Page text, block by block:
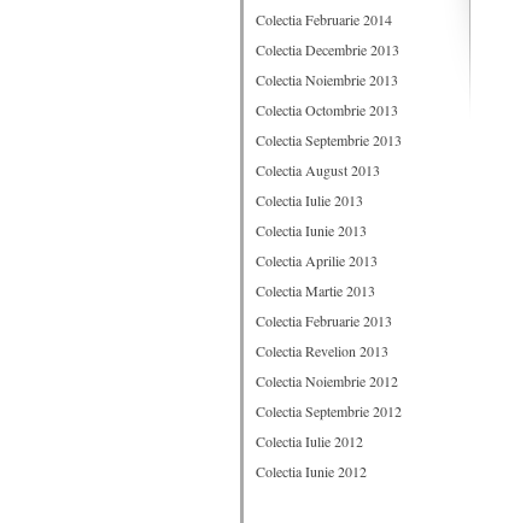
Colectia Februarie 2014
Colectia Decembrie 2013
Colectia Noiembrie 2013
Colectia Octombrie 2013
Colectia Septembrie 2013
Colectia August 2013
Colectia Iulie 2013
Colectia Iunie 2013
Colectia Aprilie 2013
Colectia Martie 2013
Colectia Februarie 2013
Colectia Revelion 2013
Colectia Noiembrie 2012
Colectia Septembrie 2012
Colectia Iulie 2012
Colectia Iunie 2012